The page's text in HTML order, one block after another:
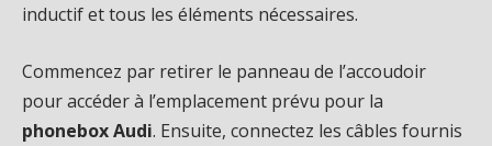
inductif et tous les éléments nécessaires.
Commencez par retirer le panneau de l’accoudoir
pour accéder à l’emplacement prévu pour la
phonebox Audi. Ensuite, connectez les câbles fournis